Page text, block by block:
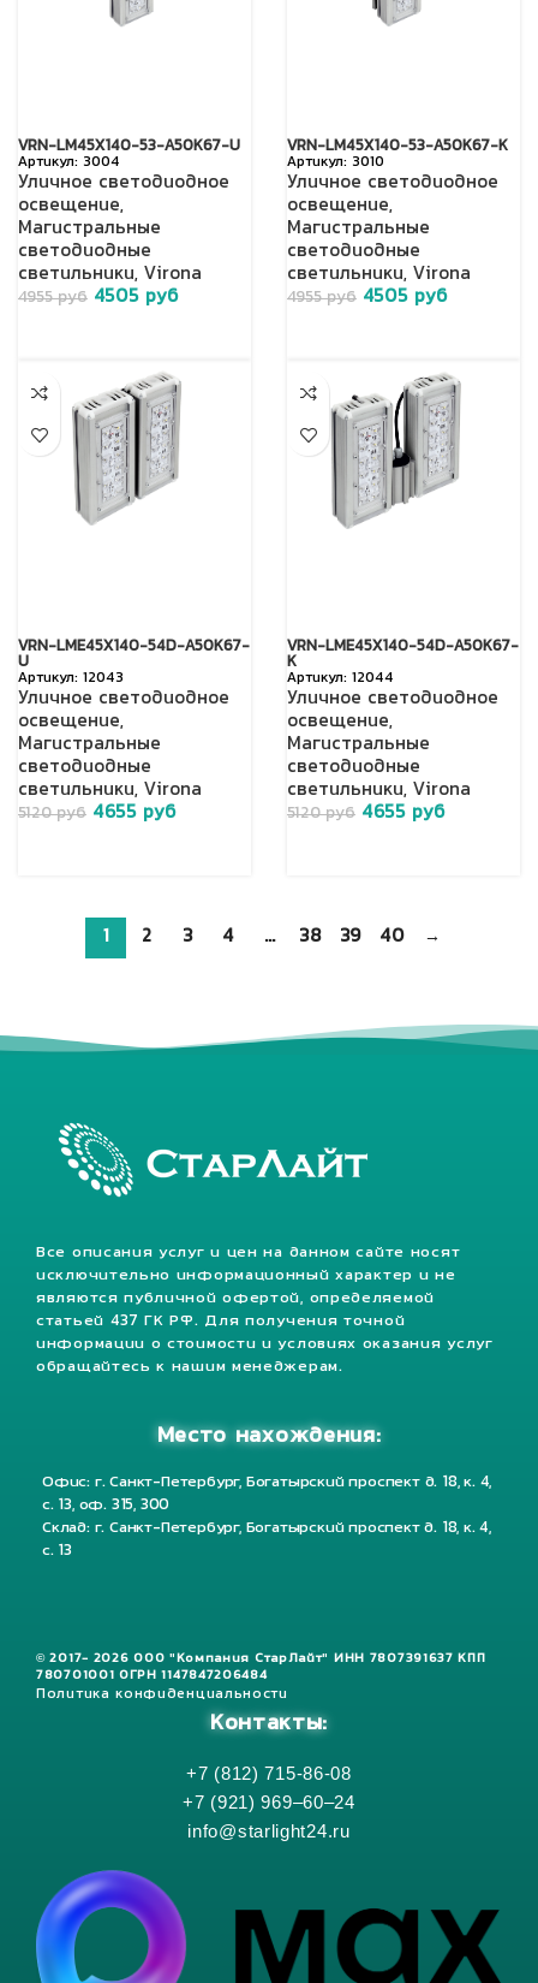
VRN-LM45X140-53-A50K67-U
3004
Уличное светодиодное
освещение,
Магистральные
светодиодные
светильники, Virona
4955руб 4505 руб
VRN-LM45X140-53-A50K67-K
3010
Уличное светодиодное
освещение,
Магистральные
светодиодные
светильники, Virona
4955руб 4505 руб
VRN-LME45X140-54D-A50K67-
U
12043
Уличное светодиодное
освещение,
Магистральные
светодиодные
светильники, Virona
5120руб 4655 руб
VRN-LME45X140-54D-A50K67-
K
12044
Уличное светодиодное
освещение,
Магистральные
светодиодные
светильники, Virona
5120руб 4655 руб
1 2 3 4 … 38 39 40 →
Все описания услуг и цен на данном сайте носят
исключительно информационный характер и не
являются публичной офертой, определяемой
статьей 437 ГК РФ. Для получения точной
информации о стоимости и условиях оказания услуг
обращайтесь к нашим менеджерам.
Место нахождения:
Офис: г. Санкт-Петербург, Богатырский проспект д. 18, к. 4,
с. 13, оф. 315, 300
Склад: г. Санкт-Петербург, Богатырский проспект д. 18, к. 4,
с. 13
© 2017- 2026 ООО "Компания СтарЛайт" ИНН 7807391637 КПП
780701001 ОГРН 1147847206484
Политика конфиденциальности
Контакты:
+7 (812) 715-86-08
+7 (921) 969–60–24
info@starlight24.ru